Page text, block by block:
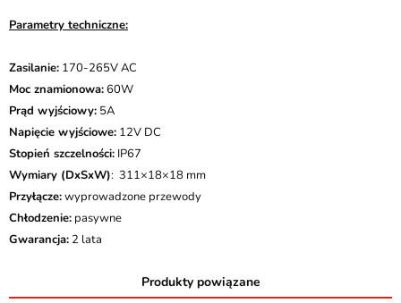
Parametry techniczne:
Zasilanie: 170-265V AC
Moc znamionowa:60W
Prąd wyjściowy: 5A
Napięcie wyjściowe: 12V DC
Stopień szczelności: IP67
Wymiary (DxSxW): 311×18×18 mm
Przyłącze:wyprowadzone przewody
Chłodzenie: pasywne
Gwarancja: 2 lata
Produkty powiązane